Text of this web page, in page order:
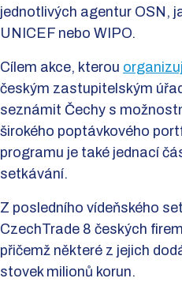
jednotlivých agentur OSN,
UNICEF nebo WIPO.
Cílem akce, kterou
českým zastupitelským
seznámit Čechy s
širokého poptávkového
programu je také jednací
setkávání.
Z posledního vídeňského
CzechTrade 8 českých
přičemž některé z jejich
stovek milionů korun.